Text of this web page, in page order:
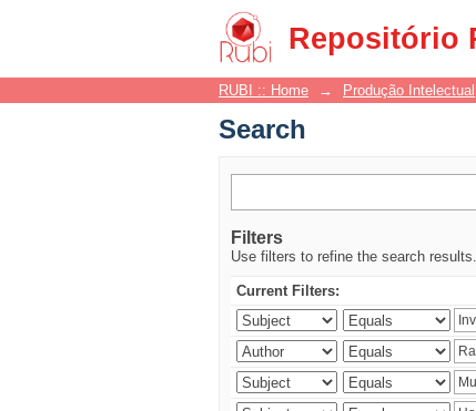
Repositório
Search
RUBI :: Home → Produção Intelectual
Search
Filters
Use filters to refine the search results.
Current Filters: